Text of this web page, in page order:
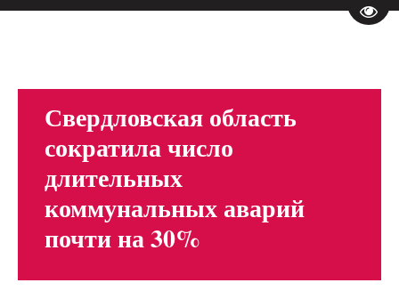
Свердловская область
сократила число
длительных
коммунальных аварий
почти на 30%